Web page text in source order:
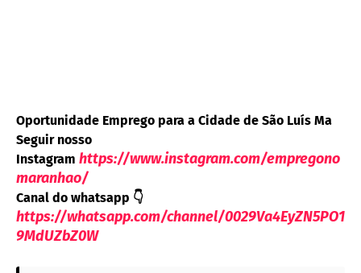
Oportunidade Emprego para a Cidade de São Luís Ma
Seguir nosso
Instagram https://www.instagram.com/empregono
maranhao/
Canal do whatsapp 👇
https://whatsapp.com/channel/0029Va4EyZN5PO1
9MdUZbZ0W